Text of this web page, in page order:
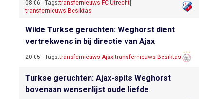
08-06 - Tags:transfernieuws FC Utrecht
transfernieuws Besiktas
Wilde Turkse geruchten: Weghorst dient
vertrekwens in bij directie van Ajax
20-05 - Tags:transfernieuws Ajax|transfernieuws Besiktas
Turkse geruchten: Ajax-spits Weghorst
bovenaan wensenlijst oude liefde